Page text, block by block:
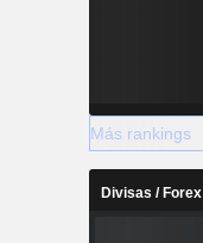
Más rankings
Divisas / Forex